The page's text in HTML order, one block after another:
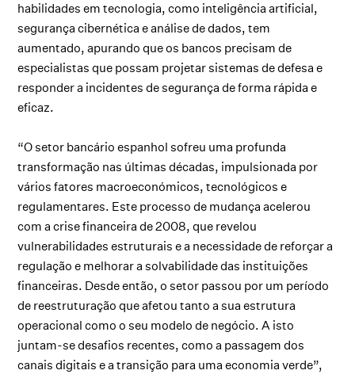
habilidades em tecnologia, como inteligência artificial,
segurança cibernética e análise de dados, tem
aumentado, apurando que os bancos precisam de
especialistas que possam projetar sistemas de defesa e
responder a incidentes de segurança de forma rápida e
eficaz.
“O setor bancário espanhol sofreu uma profunda
transformação nas últimas décadas, impulsionada por
vários fatores macroeconómicos, tecnológicos e
regulamentares. Este processo de mudança acelerou
com a crise financeira de 2008, que revelou
vulnerabilidades estruturais e a necessidade de reforçar a
regulação e melhorar a solvabilidade das instituições
financeiras. Desde então, o setor passou por um período
de reestruturação que afetou tanto a sua estrutura
operacional como o seu modelo de negócio. A isto
juntam-se desafios recentes, como a passagem dos
canais digitais e a transição para uma economia verde”,